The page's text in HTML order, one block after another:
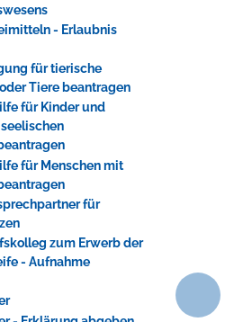
- Erlaubnis
für tierische
Tiere beantragen
für Kinder und
für Menschen mit
für
zum Erwerb der
- Aufnahme